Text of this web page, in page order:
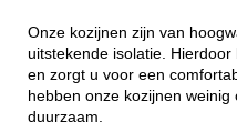
Onze kozijnen zijn van
uitstekende isolatie.
en zorgt u voor een
hebben onze kozijnen
duurzaam.